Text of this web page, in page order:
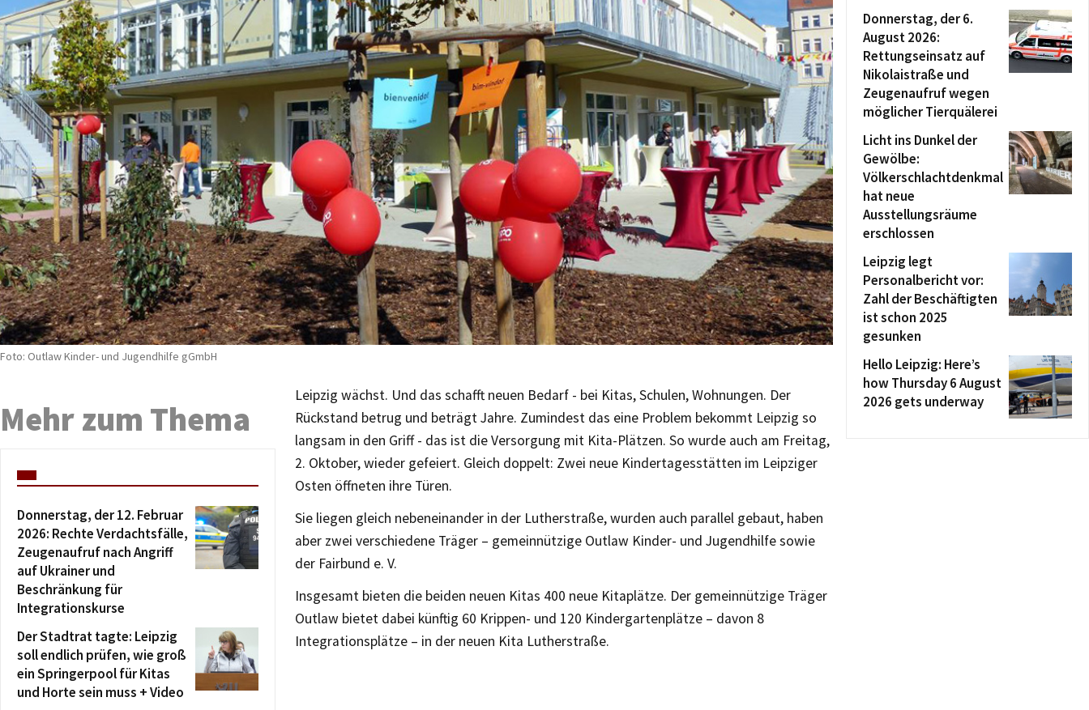
Foto: Outlaw Kinder- und Jugendhilfe gGmbH
Leipzig wächst. Und das schafft neuen Bedarf - bei Kitas, Schulen, Wohnungen. Der
Rückstand betrug und beträgt Jahre. Zumindest das eine Problem bekommt Leipzig so
langsam in den Griff - das ist die Versorgung mit Kita-Plätzen. So wurde auch am Freitag,
2. Oktober, wieder gefeiert. Gleich doppelt: Zwei neue Kindertagesstätten im Leipziger
Osten öffneten ihre Türen.
Sie liegen gleich nebeneinander in der Lutherstraße, wurden auch parallel gebaut, haben
aber zwei verschiedene Träger – gemeinnützige Outlaw Kinder- und Jugendhilfe sowie
der Fairbund e. V.
Insgesamt bieten die beiden neuen Kitas 400 neue Kitaplätze. Der gemeinnützige Träger
Outlaw bietet dabei künftig 60 Krippen- und 120 Kindergartenplätze – davon 8
Integrationsplätze – in der neuen Kita Lutherstraße.
Mehr zum Thema
Donnerstag, der 12. Februar
2026: Rechte Verdachtsfälle,
Zeugenaufruf nach Angriff
auf Ukrainer und
Beschränkung für
Integrationskurse
Der Stadtrat tagte: Leipzig
soll endlich prüfen, wie groß
ein Springerpool für Kitas
und Horte sein muss + Video
Donnerstag, der 6.
August 2026:
Rettungseinsatz auf
Nikolaistraße und
Zeugenaufruf wegen
möglicher Tierquälerei
Licht ins Dunkel der
Gewölbe:
Völkerschlachtdenkmal
hat neue
Ausstellungsräume
erschlossen
Leipzig legt
Personalbericht vor:
Zahl der Beschäftigten
ist schon 2025
gesunken
Hello Leipzig: Here’s
how Thursday 6 August
2026 gets underway